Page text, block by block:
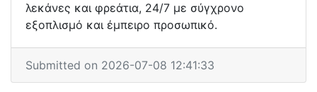
λεκάνες και φρεάτια, 24/7 με σύγχρονο
εξοπλισμό και έμπειρο προσωπικό.
Submitted on 2026-07-08 12:41:33